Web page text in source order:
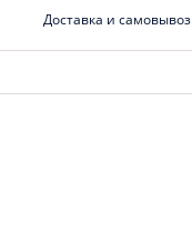
Доставка и самовывоз